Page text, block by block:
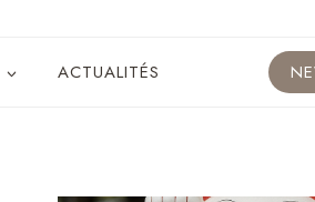
ACTUALITÉS